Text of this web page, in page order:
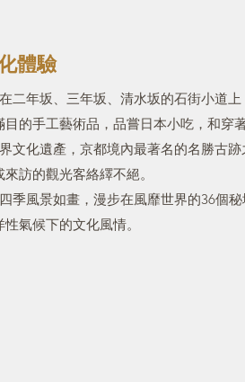
體驗
二年坂、三年坂、清水坂的石街小道
目的手工藝術品，品嘗日本小吃，和穿
文化遺產，京都境內最著名的名勝古
訪的觀光客絡繹不絕。
季風景如畫，漫步在風靡世界的36個
氣候下的文化風情。